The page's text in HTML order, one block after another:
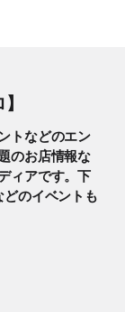
トなどのエン
のお店情報な
ィアです。下
のイベントも